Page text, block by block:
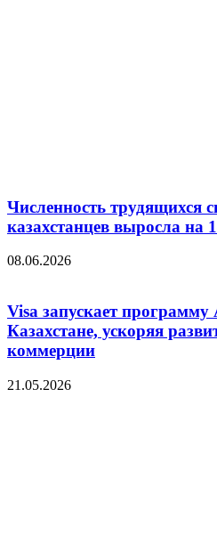
Численность трудящихся
казахстанцев выросла на
08.06.2026
Visa запускает программу
Казахстане, ускоряя
коммерции
21.05.2026